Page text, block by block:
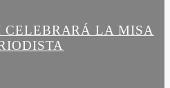
LA MISA